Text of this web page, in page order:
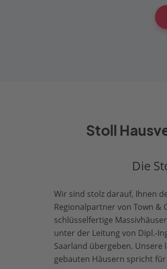
Stoll
Die
Wir sind stolz darauf, Ihnen
Regionalpartner von Town &
schlüsselfertige
unter der Leitung von Dipl.-
Saarland übergeben.
gebauten Häusern spricht für